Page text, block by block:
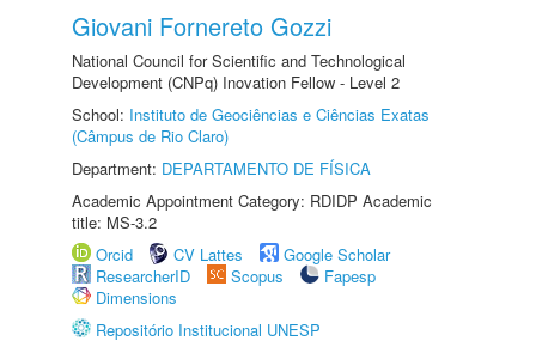
Giovani Fornereto Gozzi
National Council for Scientific and Technological
Development (CNPq) Inovation Fellow - Level 2
School: Instituto de Geociências e Ciências Exatas
(Câmpus de Rio Claro)
Department: DEPARTAMENTO DE FÍSICA
Academic Appointment Category: RDIDP Academic
title: MS-3.2
Orcid
CV Lattes
Google Scholar
ResearcherID
Scopus
Fapesp
Dimensions
Repositório Institucional UNESP